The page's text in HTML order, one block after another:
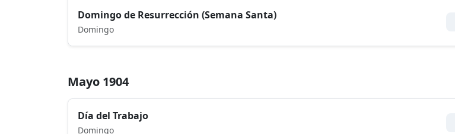
Domingo de Resurrección (Semana Santa)
Domingo
Mayo 1904
Día del Trabajo
Domingo